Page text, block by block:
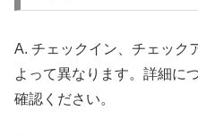
A. チェックイン、チェック
よって異なります。詳細に
確認ください。